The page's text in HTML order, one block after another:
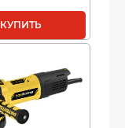
КУПИТЬ